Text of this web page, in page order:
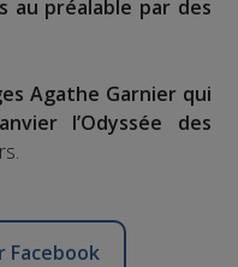
au préalable par des
Agathe Garnier qui
l’Odyssée des
Facebook